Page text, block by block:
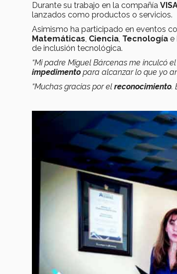
Durante su trabajo en la compañía
lanzados como productos o servicios.
Asimismo ha participado en eventos
Matemáticas, Ciencia, Tecnología e
de inclusión tecnológica.
“Mi padre Miguel Bárcenas me inculcó
impedimento para alcanzar lo que yo
“Muchas gracias por el reconocimiento.